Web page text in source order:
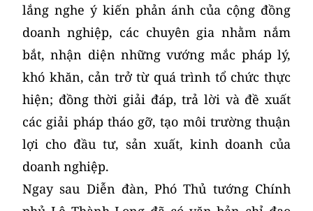
lắng nghe ý kiến phản ánh của cộng đồng
doanh nghiệp, các chuyên gia nhằm nắm
bắt, nhận diện những vướng mắc pháp lý,
khó khăn, cản trở từ quá trình tổ chức thực
hiện; đồng thời giải đáp, trả lời và đề xuất
các giải pháp tháo gỡ, tạo môi trường thuận
lợi cho đầu tư, sản xuất, kinh doanh của
doanh nghiệp.
Ngay sau Diễn đàn, Phó Thủ tướng Chính